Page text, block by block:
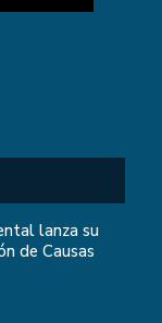
lanza su
de Causas